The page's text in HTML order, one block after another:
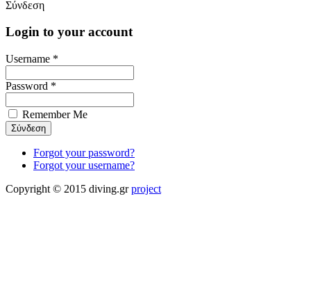
Σύνδεση
Login to your account
Username *
Password *
Remember Me
Forgot your password?
Forgot your username?
Copyright © 2015 diving.grproject